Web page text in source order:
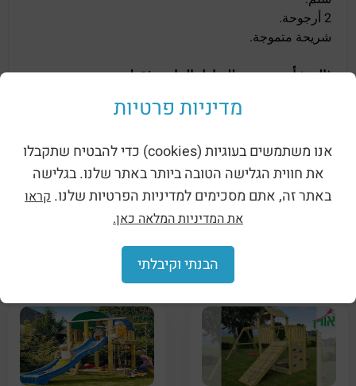
2 أرجوحة.
شريحة متموجة.
*المنشأة مخصصة للمنازل الخاصة فقط.
جهاز لحديقة خاصة – مرفق لحديقة خاصة –
מדיניות פרטיות
אנו משתמשים בעוגיות (cookies) כדי להבטיח שתקבלו
את חווית הגלישה הטובה ביותר באתר שלנו. בגלישה
באתר זה, אתם מסכימים למדיניות הפרטיות שלנו. קראו
את המדיניות המלאה כאן.
הבנתי וקיבלתי